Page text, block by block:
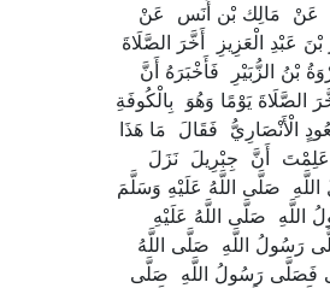
‏عَنْ ‏ ‏مَالِك بْن أَنَس ‏ ‏عَنْ
عَبْدِ الْعَزِيزِ ‏ ‏أَخَّرَ الصَّلَاةَ
بْنُ الزُّبَيْرِ ‏ ‏فَأَخْبَرَهُ أَنَّ
الصَّلَاةَ يَوْمًا وَهُوَ ‏ ‏بِالْكُوفَةِ
الْأَنْصَارِيُّ ‏ ‏فَقَالَ ‏ ‏مَا هَذَا
عَلِمْتَ ‏ ‏أَنَّ ‏ ‏جِبْرِيلَ ‏ ‏نَزَلَ
‏صَلَّى اللَّهُ عَلَيْهِ وَسَلَّمَ
‏صَلَّى اللَّهُ عَلَيْهِ
رَسُولُ اللَّهِ ‏ ‏صَلَّى اللَّهُ
فَصَلَّى رَسُولُ اللَّهِ ‏ ‏صَلَّى